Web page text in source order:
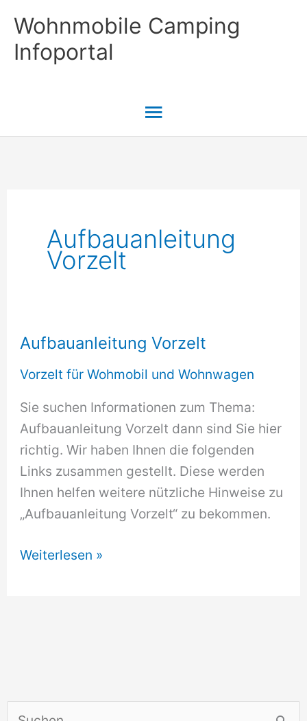
Inhalt
springen
Wohnmobile Camping
Infoportal
Hauptmenü
Aufbauanleitung
Vorzelt
Aufbauanleitung Vorzelt
Vorzelt für Wohmobil und Wohnwagen
Sie suchen Informationen zum Thema:
Aufbauanleitung Vorzelt dann sind Sie hier
richtig. Wir haben Ihnen die folgenden
Links zusammen gestellt. Diese werden
Ihnen helfen weitere nützliche Hinweise zu
„Aufbauanleitung Vorzelt“ zu bekommen.
Aufbauanleitung
Weiterlesen »